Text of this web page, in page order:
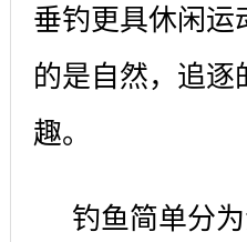
垂钓更具休闲运
的是自然，追逐
趣。
钓鱼简单分为